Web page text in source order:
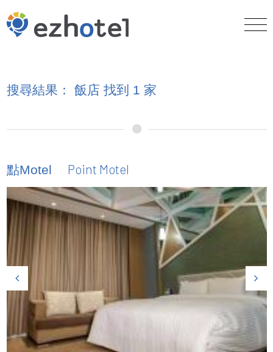
搜尋結果： 飯店 找到 1 家
點Motel Point Motel